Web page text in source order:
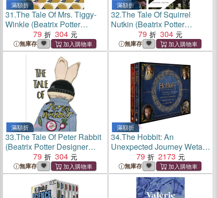
滿額折
31.The Tale Of Mrs. Tiggy-
Winkle (Beatrix Potter
Designer Editions)
79 304
無庫存
滿額折
32.The Tale Of Squirrel
Nutkin (Beatrix Potter
Designer Editions)
79 304
無庫存
滿額折
33.The Tale Of Peter Rabbit
(Beatrix Potter Designer
Editions)79 304
無庫存
滿額折
34.The Hobbit: An
Unexpected Journey Weta
Film Chronicles x 2
hardback editions
79 2173
無庫存